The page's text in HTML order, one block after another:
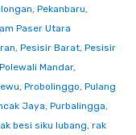
, Pekanbaru,
Paser Utara
, Pesisir Barat, Pesisir
Polewali Mandar,
, Probolinggo, Pulang
Jaya, Purbalingga,
besi siku lubang, rak